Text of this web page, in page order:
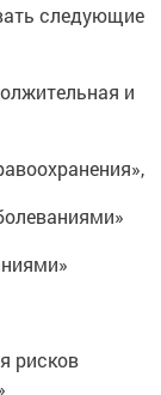
следующие
и
рисков